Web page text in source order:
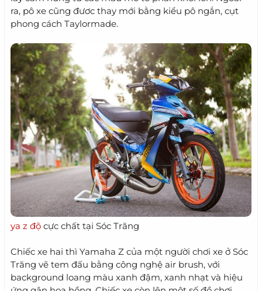
ra, pô xe cũng đươc thay mới bằng kiểu pô ngắn, cụt
phong cách Taylormade.
ya z độ cực chất tại Sóc Trăng
Chiếc xe hai thì Yamaha Z của một người chơi xe ở Sóc
Trăng vẽ tem đấu bằng công nghệ air brush, với
background loang màu xanh đậm, xanh nhạt và hiệu